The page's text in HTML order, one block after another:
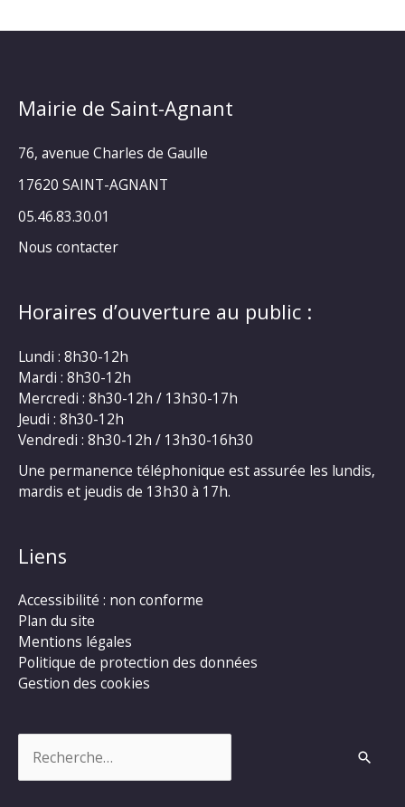
Mairie de Saint-Agnant
76, avenue Charles de Gaulle
17620 SAINT-AGNANT
05.46.83.30.01
Nous contacter
Horaires d’ouverture au public :
Lundi : 8h30-12h
Mardi : 8h30-12h
Mercredi : 8h30-12h / 13h30-17h
Jeudi : 8h30-12h
Vendredi : 8h30-12h / 13h30-16h30
Une permanence téléphonique est assurée les lundis,
mardis et jeudis de 13h30 à 17h.
Liens
Accessibilité : non conforme
Plan du site
Mentions légales
Politique de protection des données
Gestion des cookies